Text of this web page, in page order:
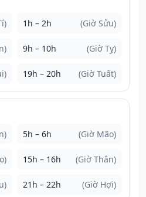
1h – 2h (Giờ Sửu)
9h – 10h (Giờ Tỵ)
19h – 20h (Giờ Tuất)
5h – 6h (Giờ Mão)
15h – 16h (Giờ Thân)
21h – 22h (Giờ Hợi)